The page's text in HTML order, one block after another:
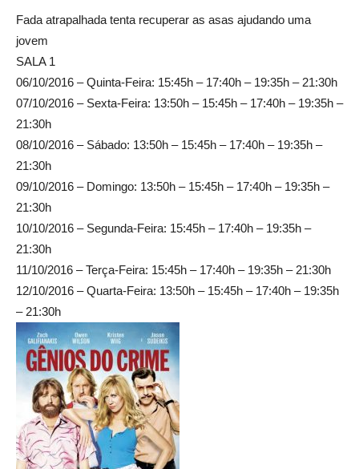
Fada atrapalhada tenta recuperar as asas ajudando uma
jovem
SALA 1
06/10/2016 – Quinta-Feira: 15:45h – 17:40h – 19:35h – 21:30h
07/10/2016 – Sexta-Feira: 13:50h – 15:45h – 17:40h – 19:35h –
21:30h
08/10/2016 – Sábado: 13:50h – 15:45h – 17:40h – 19:35h –
21:30h
09/10/2016 – Domingo: 13:50h – 15:45h – 17:40h – 19:35h –
21:30h
10/10/2016 – Segunda-Feira: 15:45h – 17:40h – 19:35h –
21:30h
11/10/2016 – Terça-Feira: 15:45h – 17:40h – 19:35h – 21:30h
12/10/2016 – Quarta-Feira: 13:50h – 15:45h – 17:40h – 19:35h
– 21:30h